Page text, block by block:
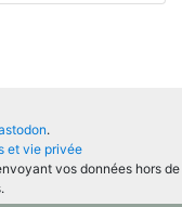
.
et vie privée
vos données hors de